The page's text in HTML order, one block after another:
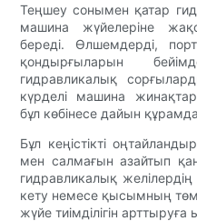
Теңшеу сонымен қатар
машина жүйелеріне
береді. Өлшемдерді,
қондырғыларын
гидравликалық
күрделі машина
бұл көбінесе дайын
Бұл кеңістікті
мен салмағын азайтып
гидравликалық
кету немесе қысымның
жүйе тиімділігін арттыруға